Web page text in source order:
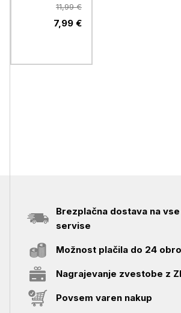
Čudovite
orhideje +
L
11,99 €
7,99 €
Brezplačna dostava na
servise
Možnost plačila do 24
Nagrajevanje zvestobe z
Povsem varen nakup